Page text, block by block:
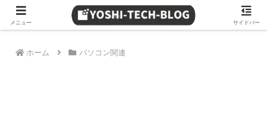
≫ Amazon 日替わりタイムセール
ホーム パソコン関連
メニュー サイドバー